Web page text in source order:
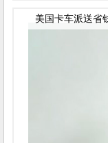
美国卡车派送省